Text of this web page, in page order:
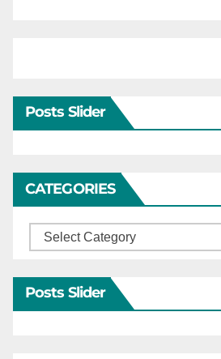
Posts Slider
CATEGORIES
Categories
Posts Slider